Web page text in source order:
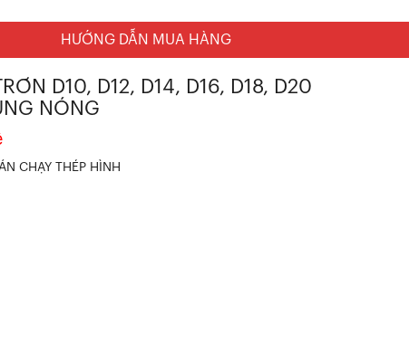
HƯỚNG DẪN MUA HÀNG
D10, D12, D14, D16, D18, D20
NÓNG
CHẠY THÉP HÌNH